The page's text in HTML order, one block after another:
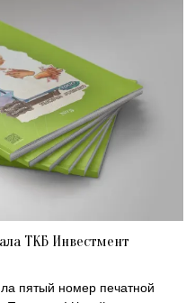
ТКБ Инвестмент
пятый номер печатной